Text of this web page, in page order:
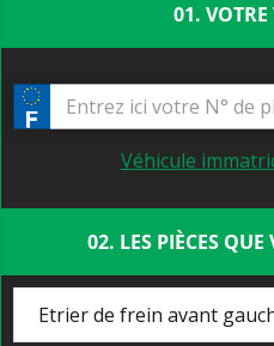
01. VOTRE
Véhicule
02. LES PIÈCES QUE
Etrier de frein avant